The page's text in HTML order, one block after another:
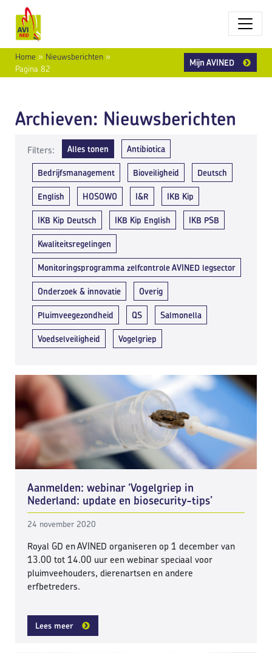
Home » Nieuwsberichten »
Pagina 82
Mijn AVINED
Archieven: Nieuwsberichten
Filters: Alles tonen Antibiotica
Bedrijfsmanagement Bioveiligheid Deutsch
English HOSOWO I&R IKB Kip
IKB Kip Deutsch IKB Kip English IKB PSB
Kwaliteitsregelingen
Monitoringsprogramma zelfcontrole AVINED legsector
Onderzoek & innovatie Overig
Pluimveegezondheid QS Salmonella
Voedselveiligheid Vogelgriep
Aanmelden: webinar ‘Vogelgriep in
Nederland: update en biosecurity-tips’
24 november 2020
Royal GD en AVINED organiseren op 1 december van
13.00 tot 14.00 uur een webinar speciaal voor
pluimveehouders, dierenartsen en andere
erfbetreders.
Lees meer